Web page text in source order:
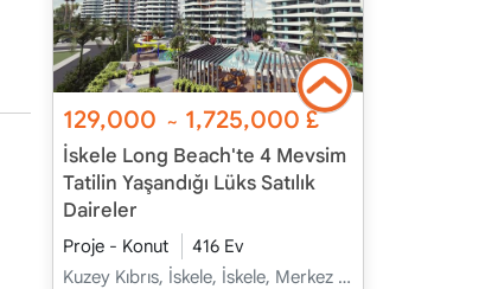
129,000 ~ 1,725,000£
İskele Long Beach'te 4 Mevsim
Tatilin Yaşandığı Lüks Satılık
Daireler
Proje - Konut
416 Ev
Kuzey Kıbrıs, İskele, İskele, Merkez - Merkez